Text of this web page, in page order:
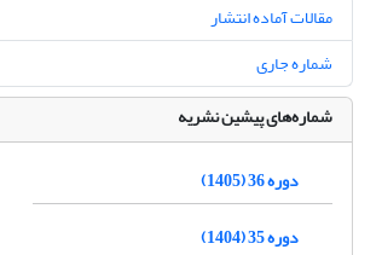
مقالات آماده انتشار
شماره جاری
شماره‌های پیشین نشریه
دوره 36 (1405)
دوره 35 (1404)